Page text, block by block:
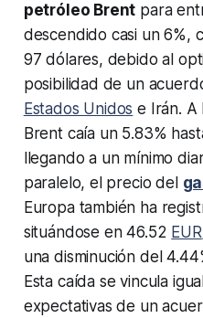
petróleo Brent para
descendido casi un 6%,
97 dólares, debido al
posibilidad de un
Estados Unidos e Irán. A
Brent caía un 5.83%
llegando a un mínimo
paralelo, el precio del
Europa también ha
situándose en 46.52 EUR
una disminución del
Esta caída se vincula
expectativas de un